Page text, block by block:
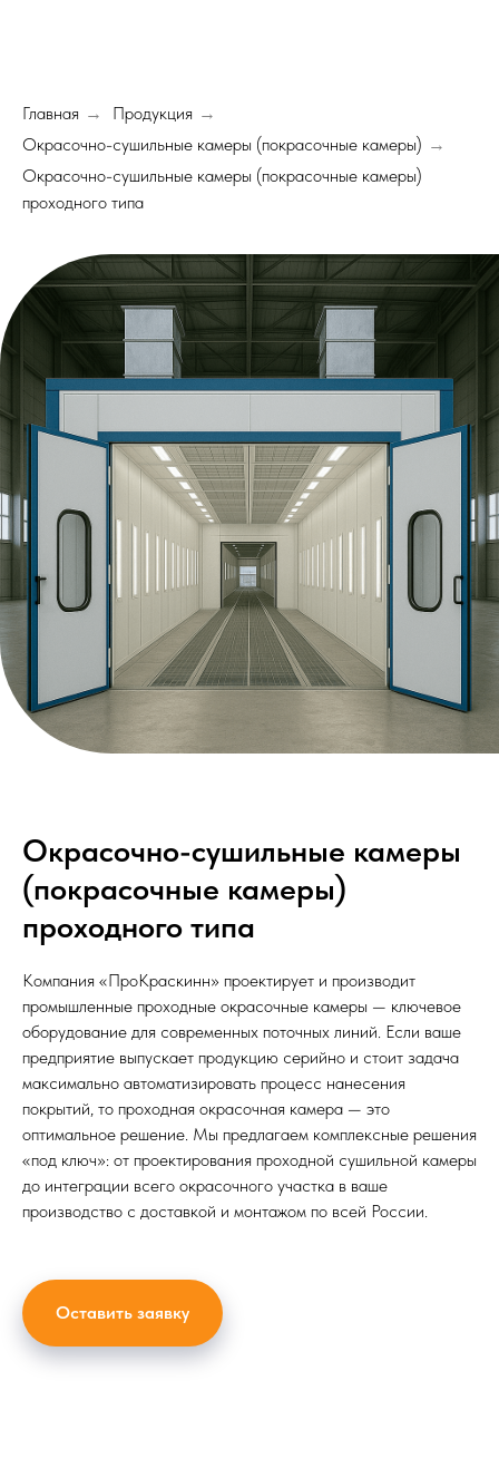
Главная → Продукция →
Окрасочно-сушильные камеры (покрасочные камеры) →
Окрасочно-сушильные камеры (покрасочные камеры)
проходного типа
Окрасочно-сушильные камеры
(покрасочные камеры)
проходного типа
Компания «ПроКраскинн» проектирует и производит
промышленные проходные окрасочные камеры — ключевое
оборудование для современных поточных линий. Если ваше
предприятие выпускает продукцию серийно и стоит задача
максимально автоматизировать процесс нанесения
покрытий, то проходная окрасочная камера — это
оптимальное решение. Мы предлагаем комплексные решения
«под ключ»: от проектирования проходной сушильной камеры
до интеграции всего окрасочного участка в ваше
производство с доставкой и монтажом по всей России.
Оставить заявку